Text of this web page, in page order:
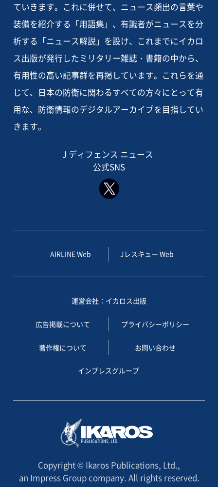
ていきます。これに併せて、ニュース頻出の言葉や
装備を紹介する「用語集」、有識者がニュースを分
析する「ニュース解説」を設け、これまでにイカロ
ス出版が発行したミリタリー雑誌・書籍の中から、
有用性の高い記事群を再掲しています。これらを通
じて、日本の防衛に関わるすべての方々にとって有
用な、防衛情報のデジタルアーカイブを目指してい
きます。
J ディフェンス ニュース
公式SNS
AIRLINE Web Jレスキュー Web
運営会社：イカロス出版
広告掲載について プライバシーポリシー
著作権について お問い合わせ
インプレスグループ
Copyright © Ikaros Publications, Ltd.,
an Impress Group company. All rights reserved.